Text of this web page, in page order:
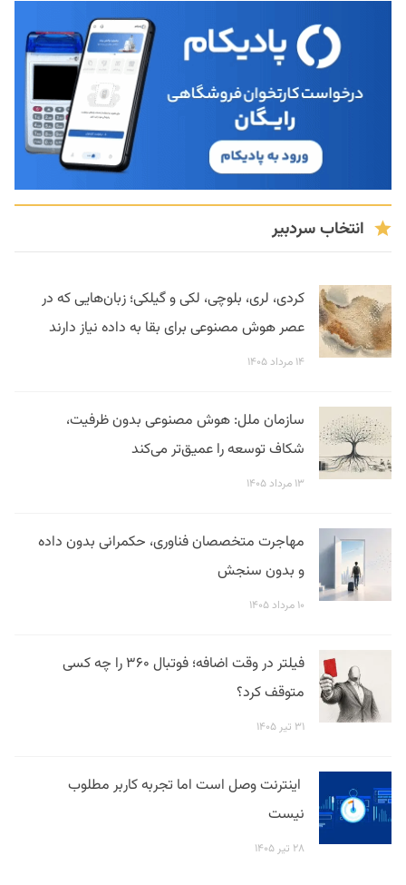
انتخاب سردبیر
کردی، لری، بلوچی، لکی و گیلکی؛ زبان‌هایی که در
عصر هوش مصنوعی برای بقا به داده نیاز دارند
۱۴ مرداد ۱۴۰۵
سازمان ملل: هوش مصنوعی بدون ظرفیت،
شکاف توسعه را عمیق‌تر می‌کند
۱۳ مرداد ۱۴۰۵
مهاجرت متخصصان فناوری، حکمرانی بدون داده
و بدون سنجش
۱۰ مرداد ۱۴۰۵
فیلتر در وقت اضافه؛ فوتبال ۳۶۰ را چه کسی
متوقف کرد؟
۳۱ تیر ۱۴۰۵
اینترنت وصل است اما تجربه کاربر مطلوب
نیست
۲۸ تیر ۱۴۰۵